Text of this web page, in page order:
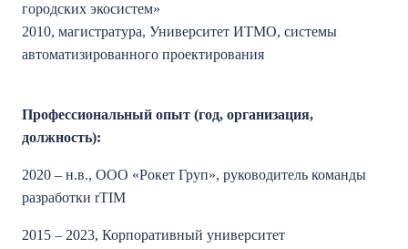
городских экосистем»
2010, магистратура, Университет ИТМО, системы
автоматизированного проектирования
Профессиональный опыт (год, организация,
должность):
2020 – н.в., ООО «Рокет Груп», руководитель команды
разработки rTIM
2015 – 2023, Корпоративный университет